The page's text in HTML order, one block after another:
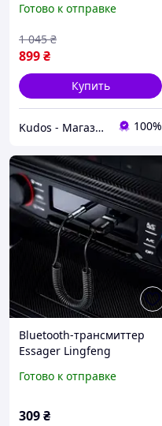
адаптер Yesido YAU32
Готово к отправке
899₴
1 045 ₴
Купить
Kudos - Магазин стильных гаджетов 100%
Bluetooth-трансмиттер
Essager Lingfeng
Car Wireless Receiver USB
LF01-P)
Готово к отправке
309₴